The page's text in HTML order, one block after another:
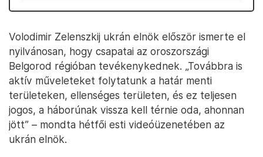
Volodimir Zelenszkij ukrán elnök először ismerte el
nyilvánosan, hogy csapatai az oroszországi
Belgorod régióban tevékenykednek. „Továbbra is
aktív műveleteket folytatunk a határ menti
területeken, ellenséges területen, és ez teljesen
jogos, a háborúnak vissza kell térnie oda, ahonnan
jött” – mondta hétfői esti videóüzenetében az
ukrán elnök.